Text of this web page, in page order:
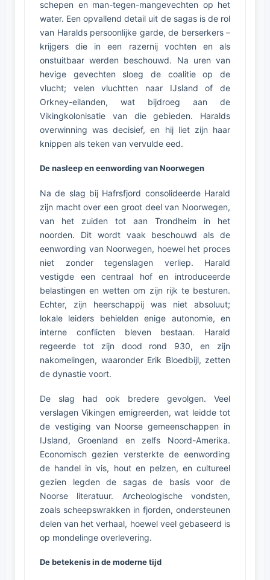
schepen en man-tegen-mangevechten op het
water. Een opvallend detail uit de sagas is de rol
van Haralds persoonlijke garde, de berserkers –
krijgers die in een razernij vochten en als
onstuitbaar werden beschouwd. Na uren van
hevige gevechten sloeg de coalitie op de
vlucht; velen vluchtten naar IJsland of de
Orkney-eilanden, wat bijdroeg aan de
Vikingkolonisatie van die gebieden. Haralds
overwinning was decisief, en hij liet zijn haar
knippen als teken van vervulde eed.
De nasleep en eenwording van Noorwegen
Na de slag bij Hafrsfjord consolideerde Harald
zijn macht over een groot deel van Noorwegen,
van het zuiden tot aan Trondheim in het
noorden. Dit wordt vaak beschouwd als de
eenwording van Noorwegen, hoewel het proces
niet zonder tegenslagen verliep. Harald
vestigde een centraal hof en introduceerde
belastingen en wetten om zijn rijk te besturen.
Echter, zijn heerschappij was niet absoluut;
lokale leiders behielden enige autonomie, en
interne conflicten bleven bestaan. Harald
regeerde tot zijn dood rond 930, en zijn
nakomelingen, waaronder Erik Bloedbijl, zetten
de dynastie voort.
De slag had ook bredere gevolgen. Veel
verslagen Vikingen emigreerden, wat leidde tot
de vestiging van Noorse gemeenschappen in
IJsland, Groenland en zelfs Noord-Amerika.
Economisch gezien versterkte de eenwording
de handel in vis, hout en pelzen, en cultureel
gezien legden de sagas de basis voor de
Noorse literatuur. Archeologische vondsten,
zoals scheepswrakken in fjorden, ondersteunen
delen van het verhaal, hoewel veel gebaseerd is
op mondelinge overlevering.
De betekenis in de moderne tijd